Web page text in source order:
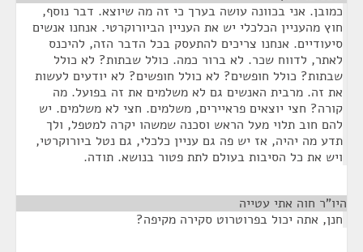
כמובן. אני בכוונה עושה בערך כי זה מה שיוצא. דבר נוסף,
חוץ מהעניין הכלכלי יש את העניין הביורוקרטי. אנחנו אנשים
סיעודיים. אנחנו צריכים להתעסק בכל הדבר הזה, להיכנס
לאתר, לדווח שכר. לא ברור כמה. כולל שבתות? לא כולל
שבתות? כולל חופשים? לא כולל חופשים? לא יודעים לעשות
את זה. מרבית האנשים גם לא משלמים את זה בפועל. מה
קורה? חצי יוצאים פראיירים, משלמים. חצי לא משלמים. יש
להם חוב תלוי מעל הראש וסכנה שמשהו יקרה למטפל, ולך
תדע מה יהיה, אז יש פה גם עניין כלכלי, גם נטל ביורוקרטי,
ויש את כל הסיבות בעולם לתת פטור בנושא. תודה.
היו"ר חוה אתי עטייה
חנן, אתה יכול בפרוטרוט סקירה מקיפה?